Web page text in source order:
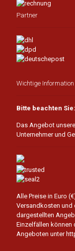
Partner
Wichtige Information
Bitte beachten Sie:
Das Angebot
Unternehmer und
Alle Preise in Euro
Versandkosten und
dargestellten
Einzelfällen können
Angeboten unter